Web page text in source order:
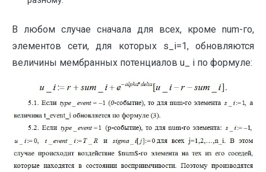
В любом случае сначала для всех, кроме num-го,
элементов сети, для которых s_i=1, обновляются
величины мембранных потенциалов u_ i по формуле: